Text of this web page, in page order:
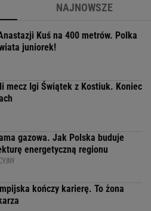
NAJNOWSZE
Kuś na 400 metrów. Polka
juniorek!
mecz Igi Świątek z Kostiuk. Koniec
gazowa. Jak Polska buduje
energetyczną regionu
kończy karierę. To żona